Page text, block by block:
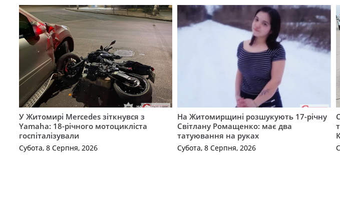
У Житомирі Mercedes зіткнувся з
Yamaha: 18-річного мотоцикліста
госпіталізували
Субота, 8 Серпня, 2026
На Житомирщині розшукують 17-річну
Світлану Ромащенко: має два
татуювання на руках
Субота, 8 Серпня, 2026